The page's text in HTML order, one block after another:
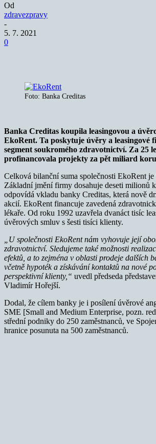
Od
zdravezpravy
-
5. 7. 2021
0
Foto: Banka Creditas
Banka Creditas koupila leasingovou a
EkoRent. Ta poskytuje úvěry a leasingové
segment soukromého zdravotnictví. Za 25
profinancovala projekty za pět miliard
Celková bilanční suma společnosti EkoRent
Základní jmění firmy dosahuje deseti milionů
odpovídá vkladu banky Creditas, která nově
akcií. EkoRent financuje zavedená
lékaře. Od roku 1992 uzavřela dvanáct tisíc
úvěrových smluv s šesti tisíci klienty.
„U společnosti EkoRent nám vyhovuje její
zdravotnictví. Sledujeme také možnosti
efektů, a to zejména v oblasti prodeje dalších
včetně hypoték a získávání kontaktů na nové
perspektivní klienty,“ uvedl předseda
Vladimír Hořejší.
Dodal, že cílem banky je i posílení úvěrové
SME [Small and Medium Enterprise, pozn.
střední podniky do 250 zaměstnanců, ve
hranice posunuta na 500 zaměstnanců.